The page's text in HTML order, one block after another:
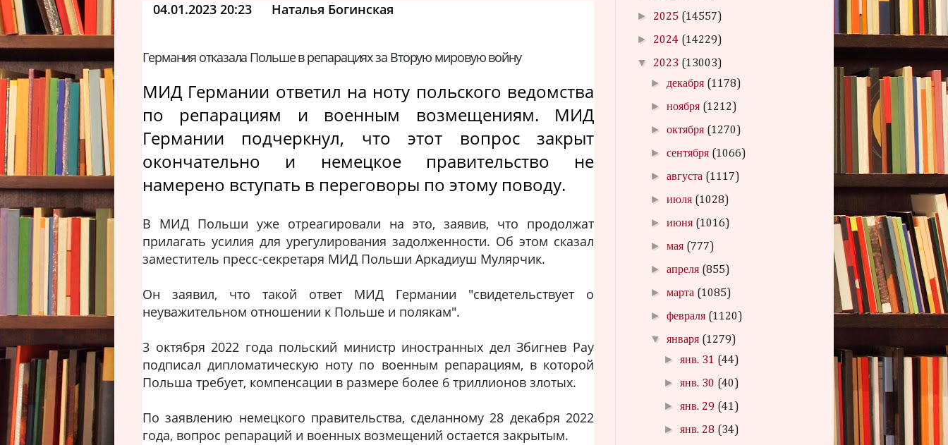
04.01.2023 20:23 Наталья Богинская
Германия отказала Польше в репарациях за Вторую мировую войну
МИД Германии ответил на ноту польского ведомства
по репарациям и военным возмещениям. МИД
Германии подчеркнул, что этот вопрос закрыт
окончательно и немецкое правительство не
намерено вступать в переговоры по этому поводу.
В МИД Польши уже отреагировали на это, заявив, что продолжат
прилагать усилия для урегулирования задолженности. Об этом сказал
заместитель пресс-секретаря МИД Польши Аркадиуш Мулярчик.
Он заявил, что такой ответ МИД Германии "свидетельствует о
неуважительном отношении к Польше и полякам".
3 октября 2022 года польский министр иностранных дел Збигнев Рау
подписал дипломатическую ноту по военным репарациям, в которой
Польша требует, компенсации в размере более 6 триллионов злотых.
По заявлению немецкого правительства, сделанному 28 декабря 2022
года, вопрос репараций и военных возмещений остается закрытым.
► 2025 (14557)
► 2024 (14229)
▼ 2023 (13003)
► декабря (1178)
►ноября (1212)
►октября (1270)
►сентября (1066)
►августа (1117)
►июля (1028)
►июня (1016)
►мая (777)
►апреля (855)
►марта (1085)
►февраля (1120)
▼января (1279)
►янв. 31 (44)
►янв. 30 (40)
►янв. 29 (41)
►янв. 28 (34)